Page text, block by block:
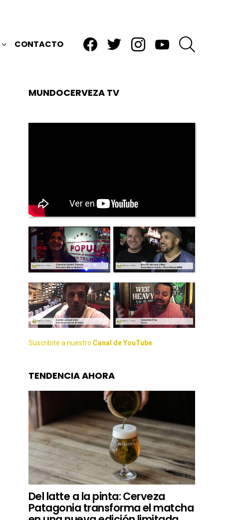
CONTACTO
MUNDOCERVEZA TV
Suscribite a nuestro Canal de YouTube
TENDENCIA AHORA
Del latte a la pinta: Cerveza
Patagonia transforma el matcha